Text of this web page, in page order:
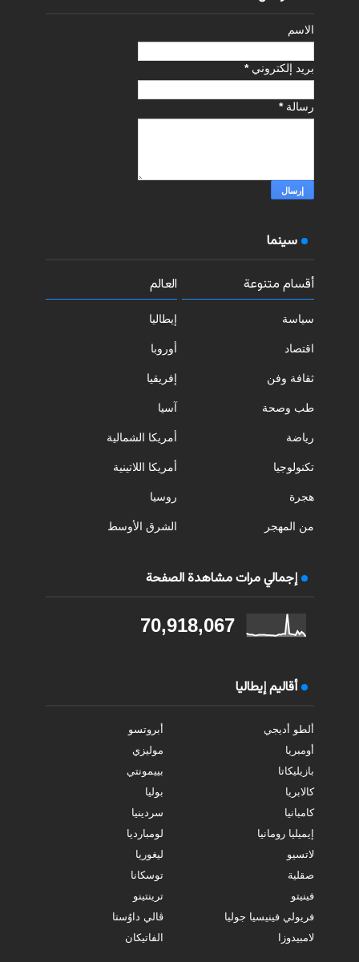
الاسم
بريد إلكتروني*
رسالة*
سينما
أقسام متنوعة
سياسة
اقتصاد
ثقافة وفن
طب وصحة
رياضة
تكنولوجيا
هجرة
من المهجر
العالم
إيطاليا
أوروبا
إفريقيا
آسيا
أمريكا الشمالية
أمريكا اللاتينية
روسيا
الشرق الأوسط
إجمالي مرات مشاهدة الصفحة
70,918,067
أقاليم إيطاليا
ألطو أديجي
أبروتسو
أومبريا
موليزي
بازيليكاتا
بييمونتي
كالابريا
بوليا
كامبانيا
سردينيا
إيميليا رومانيا
لومبارديا
لاتسيو
ليغوريا
صقلية
توسكانا
فينيتو
ترينتينو
فريولي فينيسيا جوليا
ڤالي داوُستا
لامبيدوزا
الفاتيكان